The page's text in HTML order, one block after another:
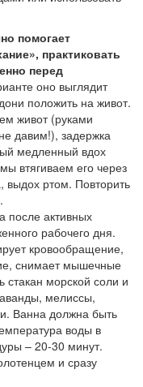
помогает
практиковать
перед
оно выглядит
положить на живот.
живот (руками
давим!), задержка
медленный вдох
втягиваем его через
выдох ртом. Повторить
после активных
рабочего дня.
кровообращение,
снимает мышечные
стакан морской соли и
мелиссы,
Ванна должна быть
воды в
– 20-30 минут.
и сразу